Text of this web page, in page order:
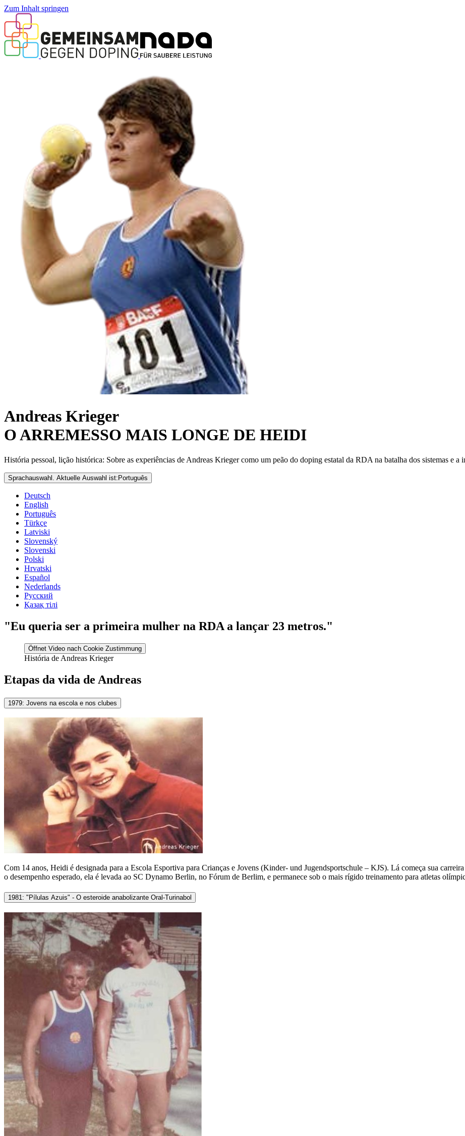
Zum Inhalt springen
Andreas Krieger
O ARREMESSO MAIS LONGE DE HEIDI
História pessoal, lição histórica: Sobre as experiências de Andreas Krieger como um peão do doping estatal da RDA na batalha dos sistemas e a
Sprachauswahl. Aktuelle Auswahl ist: Português
Deutsch
English
Português
Türkçe
Latviski
Slovenský
Slovenski
Polski
Hrvatski
Español
Nederlands
Русский
Қазақ тілі
"Eu queria ser a primeira mulher na RDA a lançar 23 metros."
Öffnet Video nach Cookie Zustimmung
História de Andreas Krieger
Etapas da vida de Andreas
1979: Jovens na escola e nos clubes
Com 14 anos, Heidi é designada para a Escola Esportiva para Crianças e Jovens (Kinder- und Jugendsportschule – KJS). Lá começa sua
o desempenho esperado, ela é levada ao SC Dynamo Berlin, no Fórum de Berlim, e permanece sob o mais rígido treinamento para atletas
1981: "Pílulas Azuis" - O esteroide anabolizante Oral-Turinabol